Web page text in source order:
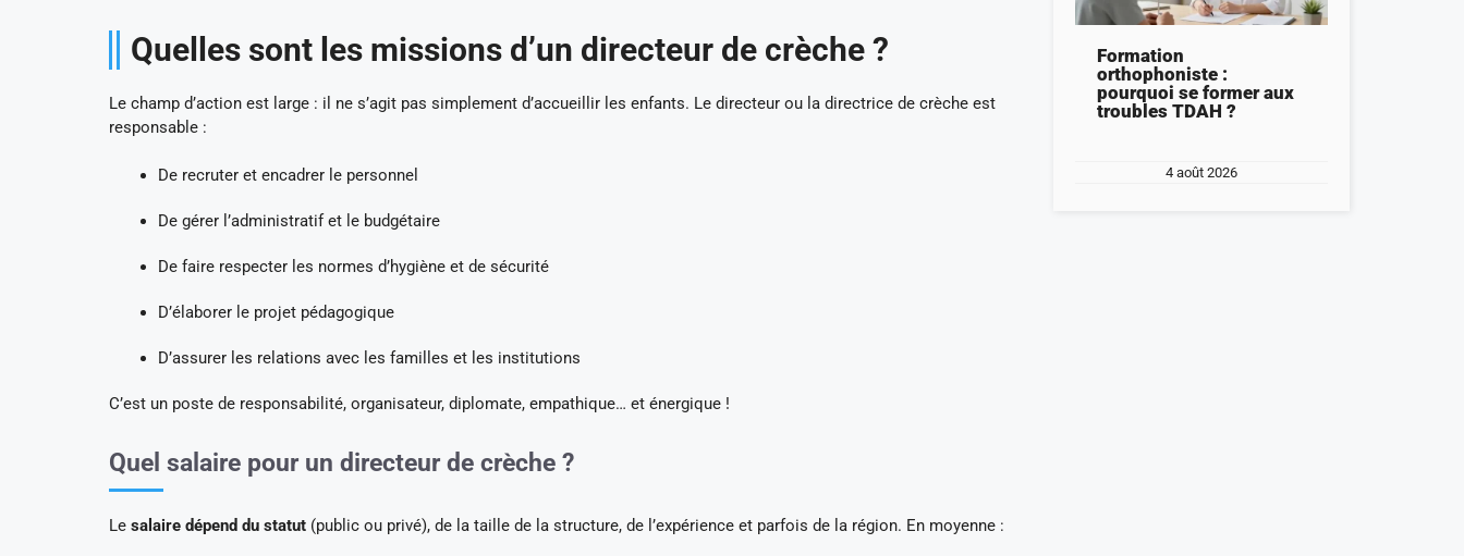
Quelles sont les missions d’un directeur de crèche ?
Le champ d’action est large : il ne s’agit pas simplement d’accueillir les enfants. Le directeur ou la directrice de crèche est
responsable :
De recruter et encadrer le personnel
De gérer l’administratif et le budgétaire
De faire respecter les normes d’hygiène et de sécurité
D’élaborer le projet pédagogique
D’assurer les relations avec les familles et les institutions
C’est un poste de responsabilité, organisateur, diplomate, empathique… et énergique !
Quel salaire pour un directeur de crèche ?
Le salaire dépend du statut (public ou privé), de la taille de la structure, de l’expérience et parfois de la région. En moyenne :
Formation
orthophoniste :
pourquoi se former aux
troubles TDAH ?
4 août 2026